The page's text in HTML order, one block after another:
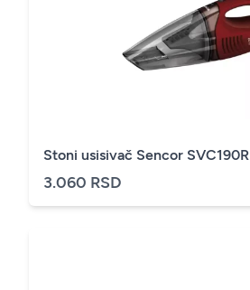
Stoni usisivač Sencor SVC190R
3.060 RSD